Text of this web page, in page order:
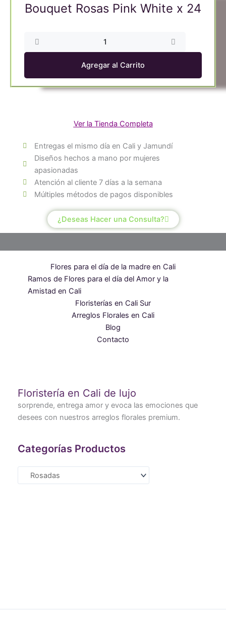
Bouquet Rosas Pink White x 24
x
Agregar al Carrito
Ver la Tienda Completa
Entregas el mismo día en Cali y Jamundí
Diseños hechos a mano por mujeres
apasionadas
Atención al cliente 7 días a la semana
Múltiples métodos de pagos disponibles
¿Deseas Hacer una Consulta?
Flores para el día de la madre en Cali
Ramos de Flores para el día del Amor y la
Amistad en Cali
Floristerías en Cali Sur
Arreglos Florales en Cali
Blog
Contacto
Floristería en Cali de lujo
sorprende, entrega amor y evoca las emociones que
desees con nuestros arreglos florales premium.
Categorías Productos